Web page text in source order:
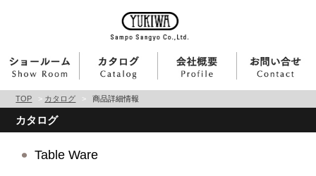
TOP > カタログ > 商品詳細情報
カタログ
Table Ware